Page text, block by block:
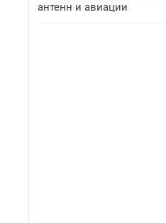
антенн и авиации